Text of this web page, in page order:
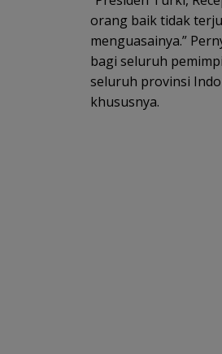
o
k
orang baik tidak
menguasainya.”
bagi seluruh
seluruh provinsi
khususnya.